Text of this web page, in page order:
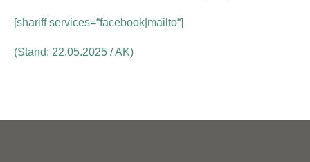
[shariff services=“facebook|mailto“]
(Stand: 22.05.2025 / AK)